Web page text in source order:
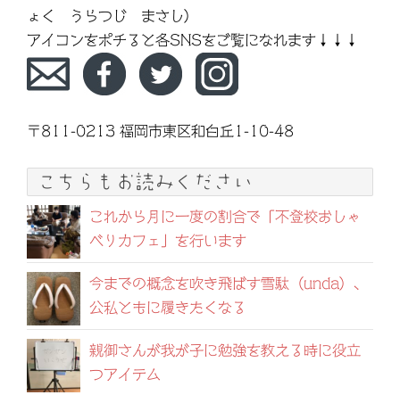
ょく うらつじ まさし）
アイコンをポチると各SNSをご覧になれます↓↓↓
〒811-0213 福岡市東区和白丘1-10-48
こちらもお読みください
これから月に一度の割合で「不登校おしゃ
べりカフェ」を行います
今までの概念を吹き飛ばす雪駄（unda）、
公私ともに履きたくなる
親御さんが我が子に勉強を教える時に役立
つアイテム